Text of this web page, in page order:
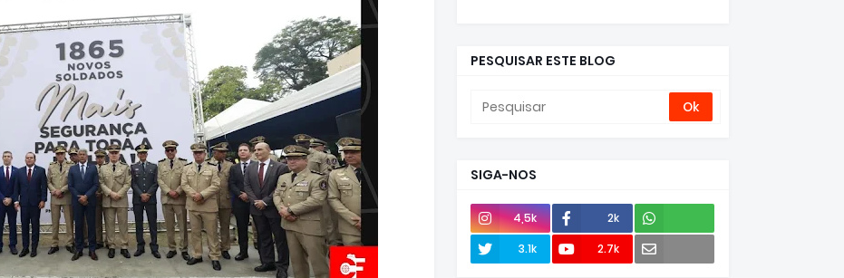
4,5k
2k
Envie
3.1k
2.7k